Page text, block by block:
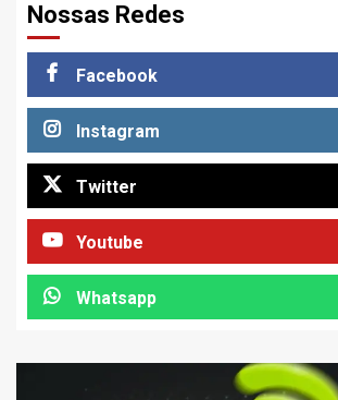
Nossas Redes
Facebook
Instagram
Twitter
Youtube
Whatsapp